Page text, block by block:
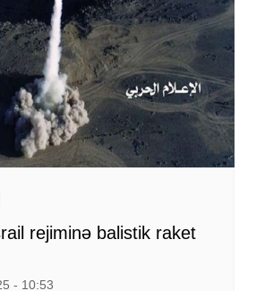
rejiminə balistik raket
- 10:53